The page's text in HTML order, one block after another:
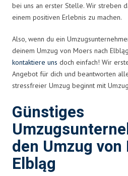
bei uns an erster Stelle. Wir streben
einem positiven Erlebnis zu machen.
Also, wenn du ein
deinem Umzug von Moers nach
kontaktiere uns doch einfach! Wir
Angebot für dich und beantworten
stressfreier Umzug beginnt mit
Günstiges
den Umzug
Elbląg